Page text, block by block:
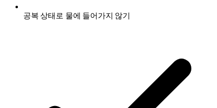
공복 상태로 물에 들어가지 않기